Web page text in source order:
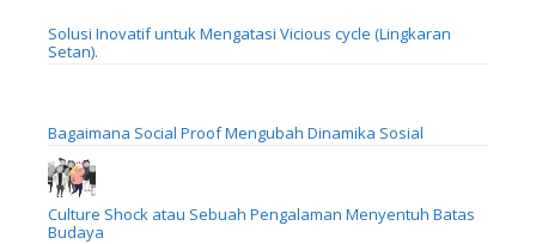
Solusi Inovatif untuk Mengatasi Vicious cycle (Lingkaran
Setan).
Bagaimana Social Proof Mengubah Dinamika Sosial
Culture Shock atau Sebuah Pengalaman Menyentuh Batas
Budaya